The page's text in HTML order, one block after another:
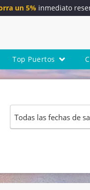
un 5% inmediato
Top Puertos